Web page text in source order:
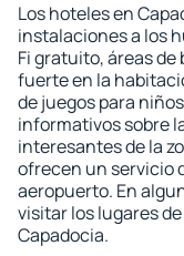
Los hoteles en
instalaciones a los
Fi gratuito, áreas
fuerte en la
de juegos para
informativos sobre
interesantes de la
ofrecen un servicio
aeropuerto. En
visitar los lugares
Capadocia.